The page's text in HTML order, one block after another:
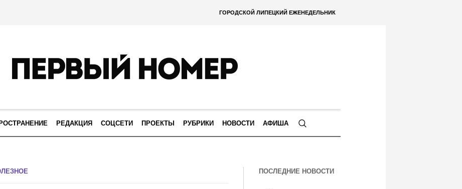
ГОРОДСКОЙ ЛИПЕЦКИЙ ЕЖЕНЕДЕЛЬНИК
РЕДАКЦИЯ СОЦСЕТИ ПРОЕКТЫ РУБРИКИ НОВОСТИ АФИША
ПОСЛЕДНИЕ НОВОСТИ